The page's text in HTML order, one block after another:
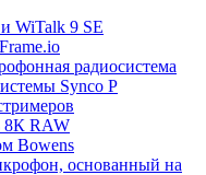
WiTalk 9 SE
радиосистема
Synco P
8К RAW
Bowens
основанный на